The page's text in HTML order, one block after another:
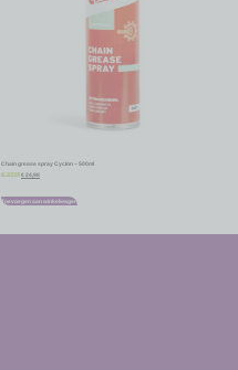
Chain grease spray Cyclon – 500ml
€ 27,75 € 24,98
Toevoegen aan winkelwagen